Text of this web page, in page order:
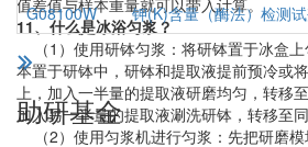
值差值与样本重量就可以带入计算。
11、什么是冰浴匀浆？
（1）使用研钵匀浆：将研钵置于冰盒
本置于研钵中，研钵和提取液提前预冷或
上，加入一半量的提取液研磨均匀，转移
加入另一半量的提取液涮洗研钵，转移至
（2）使用匀浆机进行匀浆：先把研磨
G08100W
钾(K)含量（酶法）检测
助研基金